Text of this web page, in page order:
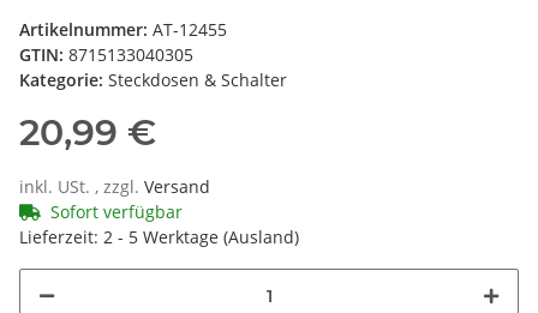
Artikelnummer: AT-12455
GTIN: 8715133040305
Kategorie: Steckdosen & Schalter
20,99 €
inkl. USt. , zzgl. Versand
Sofort verfügbar
Lieferzeit: 2 - 5 Werktage (Ausland)